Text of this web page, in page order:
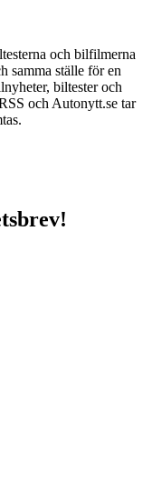
och bilfilmerna
samma ställe för en
biltester och
och Autonytt.se tar